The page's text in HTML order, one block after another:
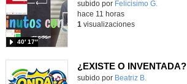
Contenido educativo.
subido por Felicisimo G.
40′ 17″
hace 11 horas
1 visualizaciones
¿EXISTE O INVENTADA?
Contenido educativo.
subido por Beatriz B.